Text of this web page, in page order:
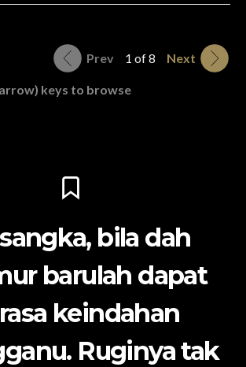
Prev 1 of 8 Next
keys to browse
bila dah
barulah dapat
keindahan
Ruginya tak